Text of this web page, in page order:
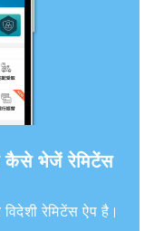
कैसे भेजें रेमिटेंस
रेमिटेंस ऐप है।